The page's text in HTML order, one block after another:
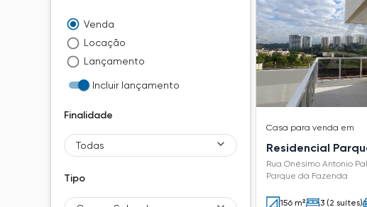
Venda
Locação
Lançamento
Incluir lançamento
Finalidade
Todas
Tipo
Casa para venda em
Residencial
Rua Onésimo Antonio
Parque da Fazenda
156 m² 3 (2 suítes)